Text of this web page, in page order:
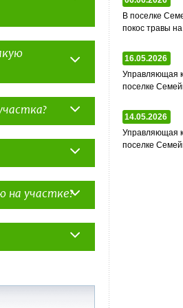
образца – Выписку
в отношении
садоводства и
план
Вам
на участке?
на землях с
присвоить
В поселке
покос травы
16.05.2026
Управляющая
поселке
14.05.2026
Управляющая
поселке